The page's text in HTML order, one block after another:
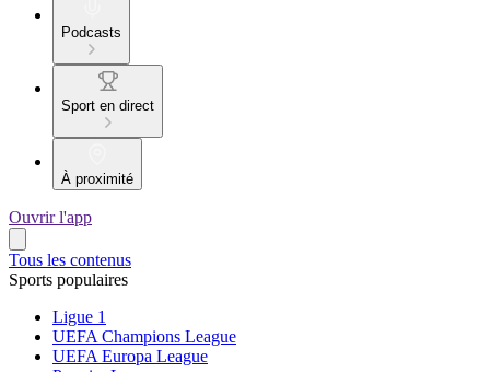
Podcasts
Sport en direct
À proximité
Ouvrir l'app
Tous les contenus
Sports populaires
Ligue 1
UEFA Champions League
UEFA Europa League